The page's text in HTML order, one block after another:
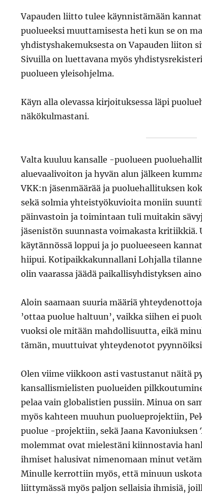
Vapauden liitto tulee käynnistämään
puolueeksi muuttamisesta heti kun se on
yhdistyshakemuksesta on Vapauden liiton
Sivuilla on luettavana myös
puolueen yleisohjelma.
Käyn alla olevassa kirjoituksessa läpi
näkökulmastani.
Valta kuuluu kansalle -puolueen
aluevaalivoiton ja hyvän alun jälkeen
VKK:n jäsenmäärää ja puoluehallituksen
sekä solmia yhteistyökuvioita moniin
päinvastoin ja toimintaan tuli muitakin
jäsenistön suunnasta voimakasta kritiikkiä.
käytännössä loppui ja jo puolueeseen
hiipui. Kotipaikkakunnallani Lohjalla
olin vaarassa jäädä paikallisyhdistyksen
Aloin saamaan suuria määriä
’ottaa puolue haltuun’, vaikka siihen ei
vuoksi ole mitään mahdollisuutta, eikä
tämän, muuttuivat yhteydenotot pyynnöiksi
Olen viime viikkoon asti vastustanut näitä
kansallismielisten puolueiden
pelaa vain globalistien pussiin. Minua on
myös kahteen muuhun puolueprojektiin,
puolue -projektiin, sekä Jaana Kavoniuksen
molemmat ovat mielestäni kiinnostavia
ihmiset halusivat nimenomaan minut
Minulle kerrottiin myös, että minuun
liittymässä myös paljon sellaisia ihmisiä,